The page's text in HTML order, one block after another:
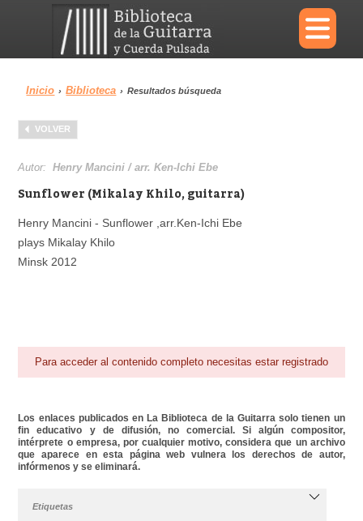
×
Menu
Biblioteca
Área personal
Inicio › Biblioteca › Resultados búsqueda
VOLVER
Autor:Henry Mancini / arr. Ken-Ichi Ebe
Sunflower (Mikalay Khilo, guitarra)
Henry Mancini - Sunflower ,arr.Ken-Ichi Ebe
plays Mikalay Khilo
Minsk 2012
Para acceder al contenido completo necesitas estar registrado
Los enlaces publicados en La Biblioteca de la Guitarra solo tienen un
fin educativo y de difusión, no comercial. Si algún compositor,
intérprete o empresa, por cualquier motivo, considera que un archivo
que aparece en esta página web vulnera los derechos de autor,
infórmenos y se eliminará.
Etiquetas